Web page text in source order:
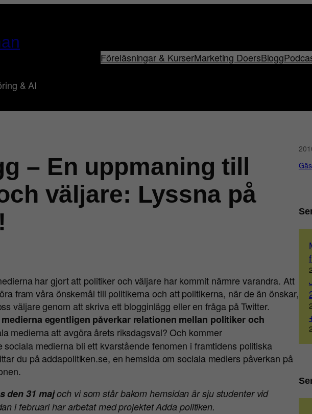
& AI
Föreläsningar & KurserMarketing DoersBlogg
– En uppmaning till
väljare: Lyssna på
har gjort att politiker och väljare har kommit närmre varandra. Att
fram våra önskemål till politikerna och att politikerna, när de än önskar,
väljare genom att skriva ett blogginlägg eller en fråga på Twitter.
egentligen påverkar relationen mellan politiker och
medierna att avgöra årets riksdagsval? Och kommer
sociala medierna bli ett kvarstående fenomen i framtidens politiska
du på addapolitiken.se, en hemsida om sociala mediers påverkan på
den 31 majoch vi som står bakom hemsidan är sju studenter vid
i februari har arbetat med projektet Adda politiken.